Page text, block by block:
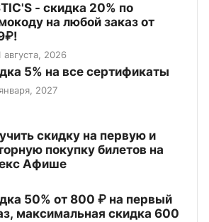
- скидка 20% по
на любой заказ от
августа, 2026
5% на все сертификаты
2027
скидку на первую и
покупку билетов на
Афише
50% от 800 ₽ на первый
максимальная скидка 600